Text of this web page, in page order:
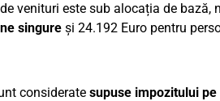
venituri este sub alocația de
singureși 24.192 Euro pentru
considerate supuse impozitului